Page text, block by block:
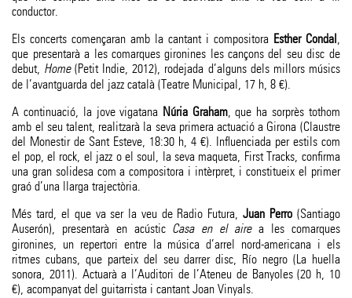
conductor.
Els concerts començaran amb la cantant i compositora Esther Condal,
que presentarà a les comarques gironines les cançons del seu disc de
debut, Home(Petit Indie, 2012), rodejada d’alguns dels millors músics
de l’avantguarda del jazz català (Teatre Municipal, 17 h, 8 €).
A continuació, la jove vigatana Núria Graham, que ha sorprès tothom
amb el seu talent, realitzarà la seva primera actuació a Girona (Claustre
del Monestir de Sant Esteve, 18:30 h, 4 €). Influenciada per estils com
el pop, el rock, el jazz o el soul, la seva maqueta, First Tracks, confirma
una gran solidesa com a compositora i intèrpret, i constitueix el primer
graó d’una llarga trajectòria.
Més tard, el que va ser la veu de Radio Futura, Juan Perro(Santiago
Auserón), presentarà en acústic Casa en el airea les comarques
gironines, un repertori entre la música d’arrel nord-americana i els
ritmes cubans, que parteix del seu darrer disc, Río negro (La huella
sonora, 2011). Actuarà a l’Auditori de l’Ateneu de Banyoles (20 h, 10
€), acompanyat del guitarrista i cantant Joan Vinyals.